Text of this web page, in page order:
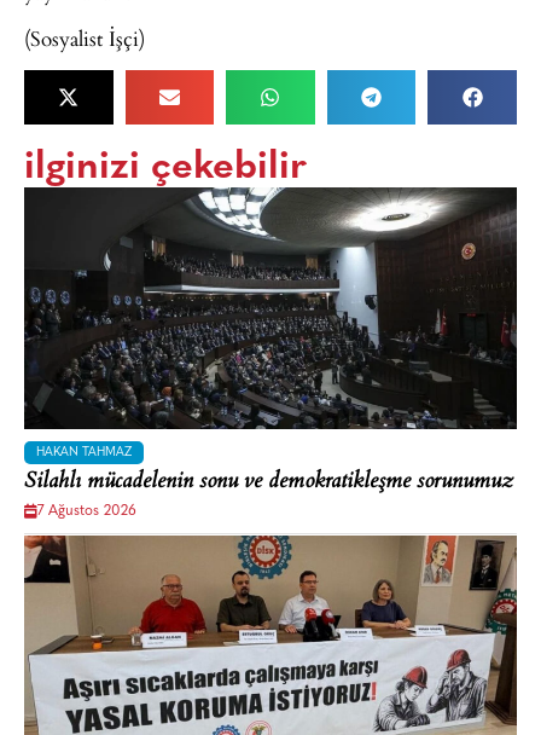
(Sosyalist İşçi)
ilginizi çekebilir
HAKAN TAHMAZ
Silahlı mücadelenin sonu ve demokratikleşme sorunumuz
7 Ağustos 2026